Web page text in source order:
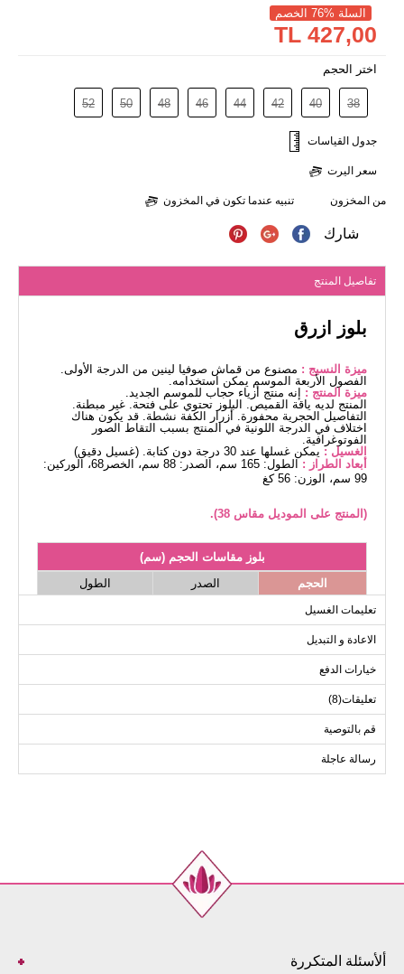
السلة %76 الخصم
427,00 TL
اختر الحجم
38
40
42
44
46
48
50
52
جدول القياسات
سعر اليرت
من المخزون تنبيه عندما تكون في المخزون
شارك
تفاصيل المنتج
بلوز ازرق
ميزة النسيج : مصنوع من قماش صوفيا لينين من الدرجة الأولى.
الفصول الأربعة الموسم يمكن استخدامه.
ميزة المنتج : إنه منتج أزياء حجاب للموسم الجديد.
المنتج لديه ياقة القميص. البلوز تحتوي على فتحة. غير مبطنة.
التفاصيل الحجرية محفورة. أزرار الكفة نشطة. قد يكون هناك
اختلاف في الدرجة اللونية في المنتج بسبب التقاط الصور
الفوتوغرافية.
الغسيل : يمكن غسلها عند 30 درجة دون كتابة. (غسيل دقيق)
أبعاد الطراز :
الطول: 165 سم، الصدر: 88 سم، الخصر68، الوركين:
99 سم، الوزن: 56 كغ
(المنتج على الموديل مقاس 38).
بلوز مقاسات الحجم (سم)
الحجم
الصدر
الطول
38
42
122
114
50
136
114
52
140
114
تعليمات الغسيل
الاعادة و التبديل
خيارات الدفع
تعليقات(8)
قم بالتوصية
رسالة عاجلة
ألأسئلة المتكررة